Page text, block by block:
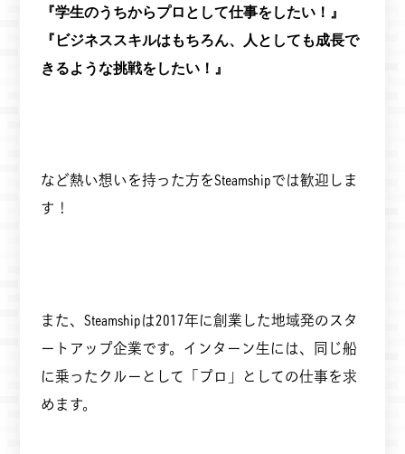
『学生のうちからプロとして仕事をしたい！』
『ビジネススキルはもちろん、人としても成長で
きるような挑戦をしたい！』
など熱い想いを持った方をSteamshipでは歓迎しま
す！
また、Steamshipは2017年に創業した地域発のスタ
ートアップ企業です。インターン生には、同じ船
に乗ったクルーとして「プロ」としての仕事を求
めます。